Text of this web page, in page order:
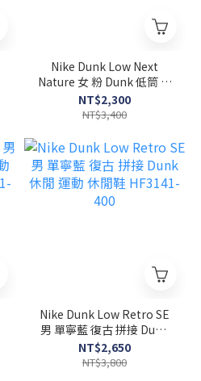
Nike Dunk Low Next
Nature 女 粉 Dunk 低筒 皮
革 透氣 休閒鞋 DD1873-
112
NT$2,300
NT$3,400
Nike Dunk Low Retro SE
男 單寧藍 復古 拼接 Dunk
休閒 運動 休閒鞋 HF3141-
400
NT$2,650
NT$3,800